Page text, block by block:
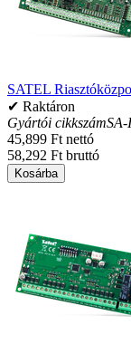
SATEL
✔ Raktáron
Gyártói cikkszám
45,899 Ft nettó
58,292 Ft bruttó
Kosárba